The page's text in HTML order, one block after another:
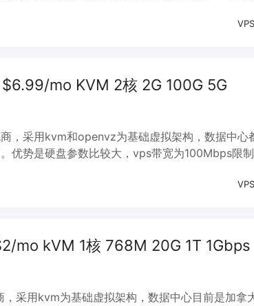
mo KVM 2核 2G 100G 5G
，采用kvm和openvz为基础虚拟架构，数据中心
优势是硬盘参数比较大，vps带宽为100Mbps限制
mo kVM 1核 768M 20G 1T 1Gbps
采用kvm为基础虚拟架构，数据中心目前是加拿